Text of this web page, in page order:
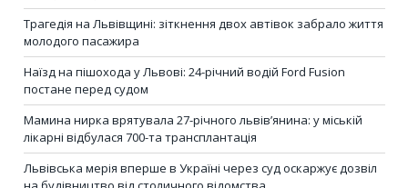
Трагедія на Львівщині: зіткнення двох автівок забрало життя
молодого пасажира
Наїзд на пішохода у Львові: 24-річний водій Ford Fusion
постане перед судом
Мамина нирка врятувала 27-річного львів’янина: у міській
лікарні відбулася 700-та трансплантація
Львівська мерія вперше в Україні через суд оскаржує дозвіл